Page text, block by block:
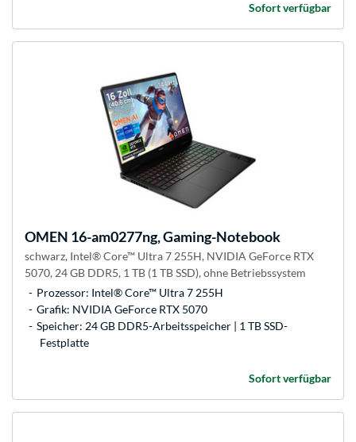
Sofort verfügbar
OMEN 16-am0277ng, Gaming-Notebook
schwarz, Intel® Core™ Ultra 7 255H, NVIDIA GeForce RTX
5070, 24 GB DDR5, 1 TB (1 TB SSD), ohne Betriebssystem
Prozessor: Intel® Core™ Ultra 7 255H
Grafik: NVIDIA GeForce RTX 5070
Speicher: 24 GB DDR5-Arbeitsspeicher | 1 TB SSD-
Festplatte
Sofort verfügbar